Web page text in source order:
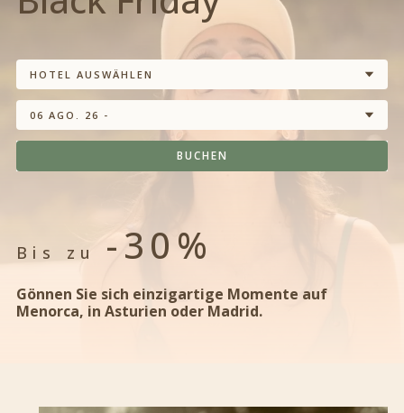
HOTEL AUSWÄHLEN
06 AGO. 26 -
BUCHEN
Bis zu -30%
Gönnen Sie sich einzigartige Momente auf
Menorca, in Asturien oder Madrid.